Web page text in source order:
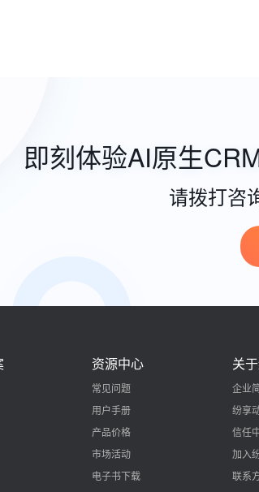
即刻体验AI原生
请拨打咨
资源中心
常见问题
用户手册
产品价格
市场活动
电子书下载
关
企业
纷享
信任
加入
联系